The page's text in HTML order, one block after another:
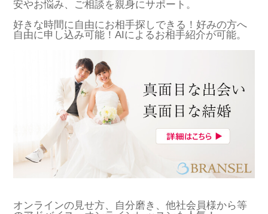
安やお悩み、ご相談を親身にサポート。
好きな時間に自由にお相手探しできる！好みの方へ
自由に申し込み可能！AIによるお相手紹介が可能。
オンラインの見せ方、自分磨き、他社会員様から等